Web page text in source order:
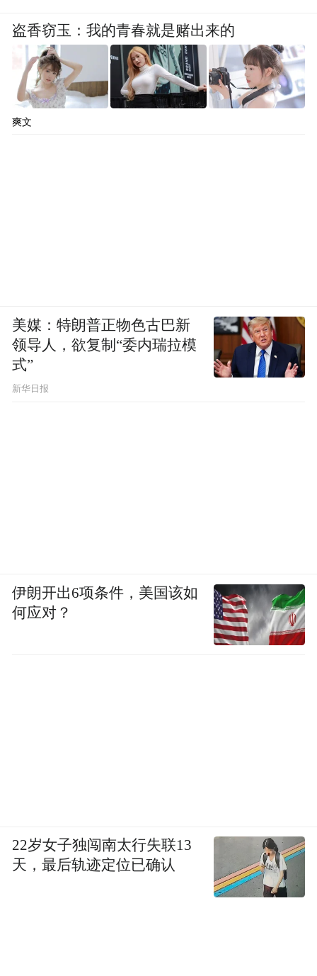
盗香窃玉：我的青春就是赌出来的
爽文
美媒：特朗普正物色古巴新
领导人，欲复制“委内瑞拉模
式”
新华日报
伊朗开出6项条件，美国该如
何应对？
22岁女子独闯南太行失联13
天，最后轨迹定位已确认